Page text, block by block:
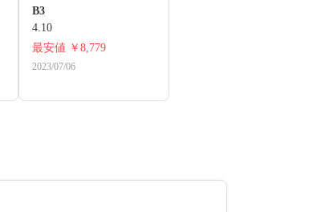
B3
4.10
最安値 ￥8,779
2023/07/06